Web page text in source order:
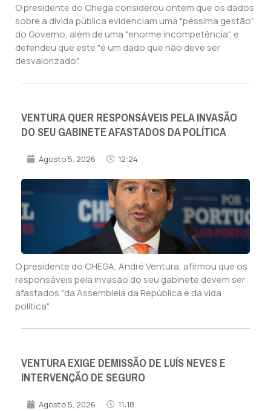
O presidente do Chega considerou ontem que os dados
sobre a dívida pública evidenciam uma "péssima gestão"
do Governo, além de uma "enorme incompetência", e
defendeu que este "é um dado que não deve ser
desvalorizado".
VENTURA QUER RESPONSÁVEIS PELA INVASÃO
DO SEU GABINETE AFASTADOS DA POLÍTICA
Agosto 5, 2026 12:24
O presidente do CHEGA, André Ventura, afirmou que os
responsáveis pela invasão do seu gabinete devem ser
afastados "da Assembleia da República e da vida
política".
VENTURA EXIGE DEMISSÃO DE LUÍS NEVES E
INTERVENÇÃO DE SEGURO
Agosto 5, 2026 11:18